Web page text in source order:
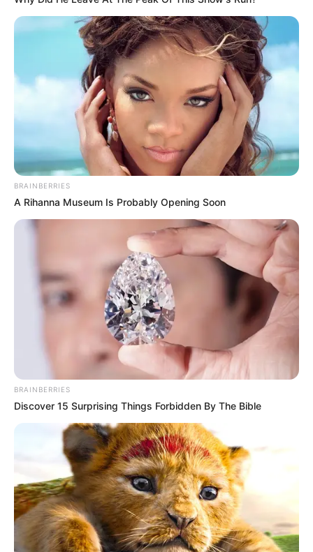
Ausflugsziele, Sehenswürdigkeiten,
Freizeitangebote und Museen in und im Umkreis
von Paderborn:
Umkreissuche Tourismus Paderborn
Museen in und um Paderborn
Kinderausflugsziele für Paderborn
Kindergeburtstag feiern
Schlösser und Burgen in und um Paderborn
Tagesausflugsziele für Paderborn
Bademöglichkeiten
Wandern
Ausflug mit der Bahn
Angebote für Behinderte
Aussichtstürme
Tier- und Zooparks
Fremdenverkehrsamt und Tourist Information
Veranstaltung für Paderborn eintragen
Weitere Informationen über Paderborn im Internet:
BRAINBERRIES
A Rihanna Museum Is Probably Opening Soon
BRAINBERRIES
Discover 15 Surprising Things Forbidden By The Bible